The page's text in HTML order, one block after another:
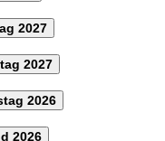
2027
2027
2026
2026